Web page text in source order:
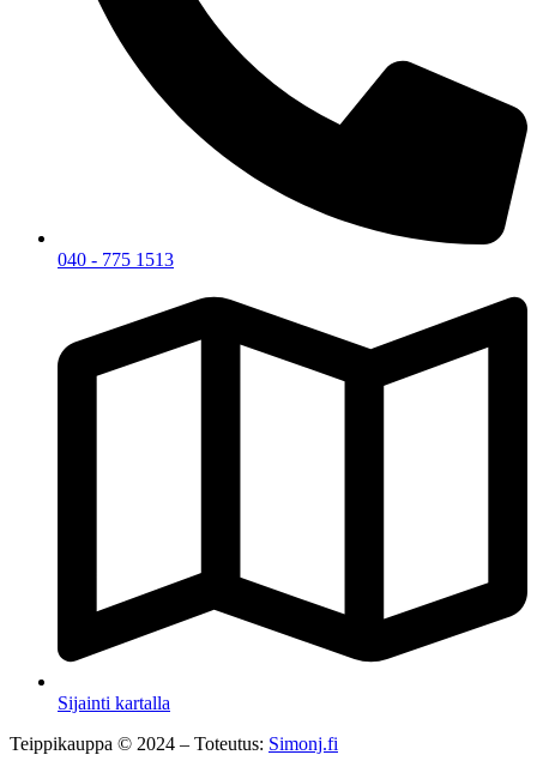
040 - 775 1513
Sijainti kartalla
Teippikauppa © 2024 – Toteutus: Simonj.fi